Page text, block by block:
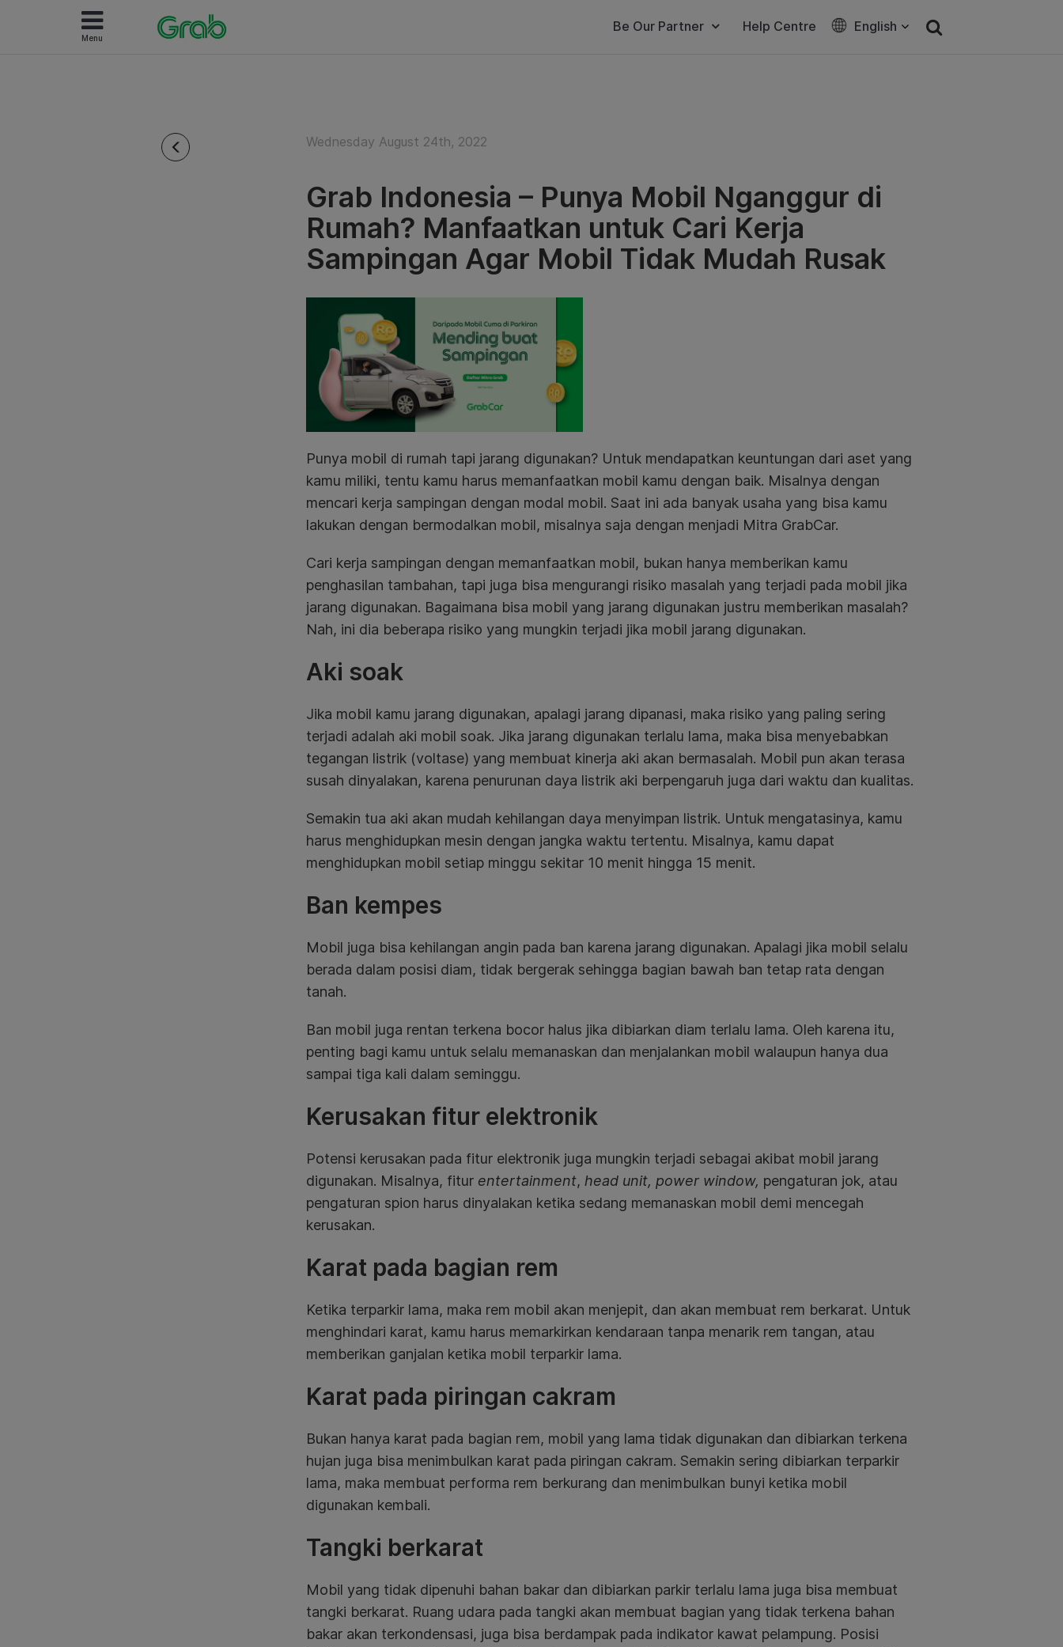
Menu
Be Our Partner Help Centre English
Wednesday August 24th, 2022
Grab Indonesia – Punya Mobil Nganggur di
Rumah? Manfaatkan untuk Cari Kerja
Sampingan Agar Mobil Tidak Mudah Rusak
Punya mobil di rumah tapi jarang digunakan? Untuk mendapatkan keuntungan dari aset yang
kamu miliki, tentu kamu harus memanfaatkan mobil kamu dengan baik. Misalnya dengan
mencari kerja sampingan dengan modal mobil. Saat ini ada banyak usaha yang bisa kamu
lakukan dengan bermodalkan mobil, misalnya saja dengan menjadi Mitra GrabCar.
Cari kerja sampingan dengan memanfaatkan mobil, bukan hanya memberikan kamu
penghasilan tambahan, tapi juga bisa mengurangi risiko masalah yang terjadi pada mobil jika
jarang digunakan. Bagaimana bisa mobil yang jarang digunakan justru memberikan masalah?
Nah, ini dia beberapa risiko yang mungkin terjadi jika mobil jarang digunakan.
Aki soak
Jika mobil kamu jarang digunakan, apalagi jarang dipanasi, maka risiko yang paling sering
terjadi adalah aki mobil soak. Jika jarang digunakan terlalu lama, maka bisa menyebabkan
tegangan listrik (voltase) yang membuat kinerja aki akan bermasalah. Mobil pun akan terasa
susah dinyalakan, karena penurunan daya listrik aki berpengaruh juga dari waktu dan kualitas.
Semakin tua aki akan mudah kehilangan daya menyimpan listrik. Untuk mengatasinya, kamu
harus menghidupkan mesin dengan jangka waktu tertentu. Misalnya, kamu dapat
menghidupkan mobil setiap minggu sekitar 10 menit hingga 15 menit.
Ban kempes
Mobil juga bisa kehilangan angin pada ban karena jarang digunakan. Apalagi jika mobil selalu
berada dalam posisi diam, tidak bergerak sehingga bagian bawah ban tetap rata dengan
tanah.
Ban mobil juga rentan terkena bocor halus jika dibiarkan diam terlalu lama. Oleh karena itu,
penting bagi kamu untuk selalu memanaskan dan menjalankan mobil walaupun hanya dua
sampai tiga kali dalam seminggu.
Kerusakan fitur elektronik
Potensi kerusakan pada fitur elektronik juga mungkin terjadi sebagai akibat mobil jarang
digunakan. Misalnya, fitur entertainment, head unit, power window, pengaturan jok, atau
pengaturan spion harus dinyalakan ketika sedang memanaskan mobil demi mencegah
kerusakan.
Karat pada bagian rem
Ketika terparkir lama, maka rem mobil akan menjepit, dan akan membuat rem berkarat. Untuk
menghindari karat, kamu harus memarkirkan kendaraan tanpa menarik rem tangan, atau
memberikan ganjalan ketika mobil terparkir lama.
Karat pada piringan cakram
Bukan hanya karat pada bagian rem, mobil yang lama tidak digunakan dan dibiarkan terkena
hujan juga bisa menimbulkan karat pada piringan cakram. Semakin sering dibiarkan terparkir
lama, maka membuat performa rem berkurang dan menimbulkan bunyi ketika mobil
digunakan kembali.
Tangki berkarat
Mobil yang tidak dipenuhi bahan bakar dan dibiarkan parkir terlalu lama juga bisa membuat
tangki berkarat. Ruang udara pada tangki akan membuat bagian yang tidak terkena bahan
bakar akan terkondensasi, juga bisa berdampak pada indikator kawat pelampung. Posisi